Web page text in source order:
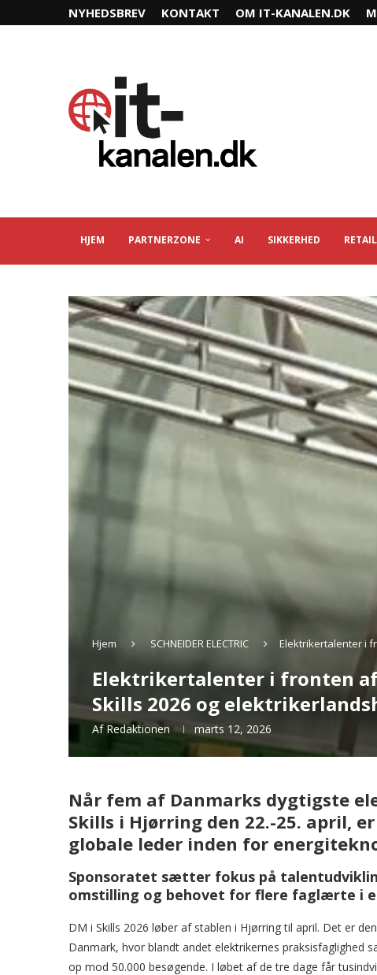
NYHEDSBREV KONTAKT OM IT-KANALEN.DK
HJEM PARTNERZONE AI SIKKERHED RETAIL
Hjem SCHNEIDER ELECTRIC Elektrikertalenter i
Elektrikertalenter i fronten af
Skills 2026 og
Af Redaktionen marts 12, 2026
Når fem af Danmarks dygtigste
Skills i Hjørring den 22.-25. april,
globale leder inden for
Sponsoratet sætter fokus på
omstilling og behovet for flere faglærte i
DM i Skills 2026 løber af stablen i Hjørring til april. Det er
Danmark, hvor blandt andet elektrikernes praksisfaglighed
op mod 50.000 besøgende. I løbet af de tre dage får